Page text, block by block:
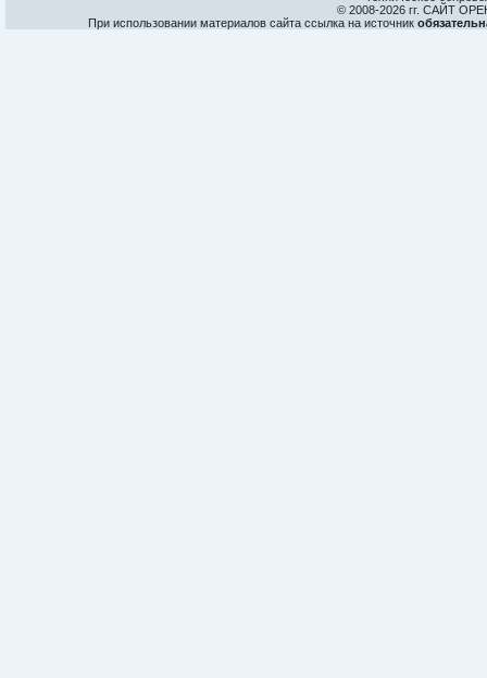
© 2008-2026 гг. САЙТ
При использовании материалов сайта ссылка на источник